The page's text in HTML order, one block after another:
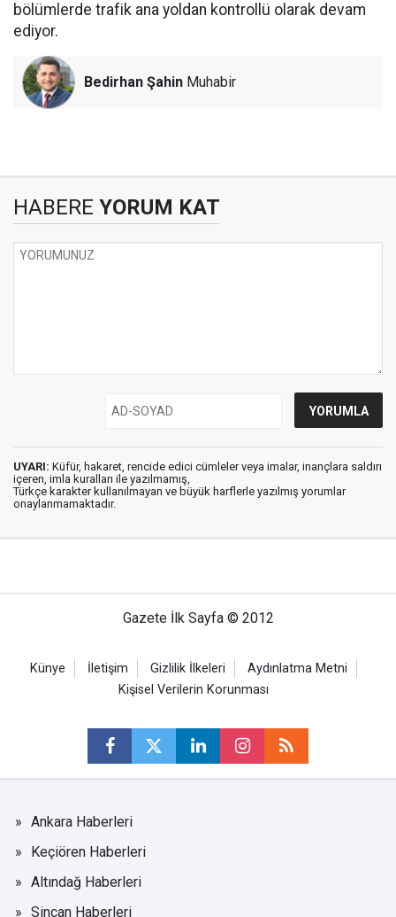
bölümlerde trafik ana yoldan kontrollü olarak devam
ediyor.
Bedirhan Şahin Muhabir
HABERE YORUM KAT
UYARI: Küfür, hakaret, rencide edici cümleler veya imalar, inançlara saldırı
içeren, imla kuralları ile yazılmamış,
Türkçe karakter kullanılmayan ve büyük harflerle yazılmış yorumlar
onaylanmamaktadır.
Gazete İlk Sayfa © 2012
Künye İletişim Gizlilik İlkeleri
Aydınlatma Metni
Kişisel Verilerin Korunması
Ankara Haberleri
Keçiören Haberleri
Altındağ Haberleri
Sincan Haberleri